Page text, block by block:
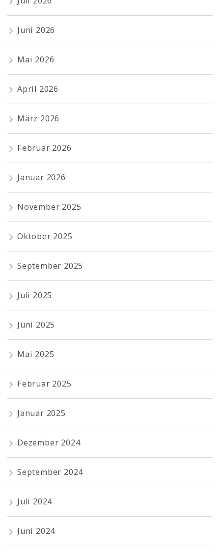
Juni 2026
Mai 2026
April 2026
März 2026
Februar 2026
Januar 2026
November 2025
Oktober 2025
September 2025
Juli 2025
Juni 2025
Mai 2025
Februar 2025
Januar 2025
Dezember 2024
September 2024
Juli 2024
Juni 2024